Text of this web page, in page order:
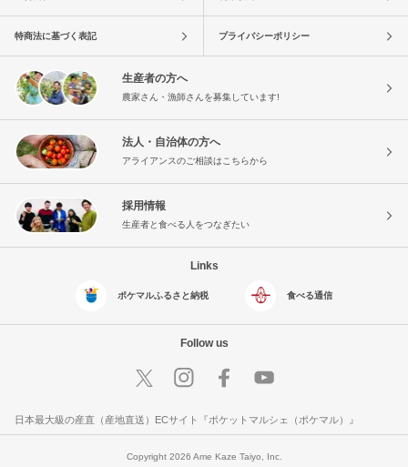
特商法に基づく表記 プライバシーポリシー
生産者の方へ
農家さん・漁師さんを募集しています!
法人・自治体の方へ
アライアンスのご相談はこちらから
採用情報
生産者と食べる人をつなぎたい
Links
ポケマルふるさと納税 食べる通信
Follow us
日本最大級の産直（産地直送）ECサイト『ポケットマルシェ（ポケマル）』
Copyright 2026 Ame Kaze Taiyo, Inc.